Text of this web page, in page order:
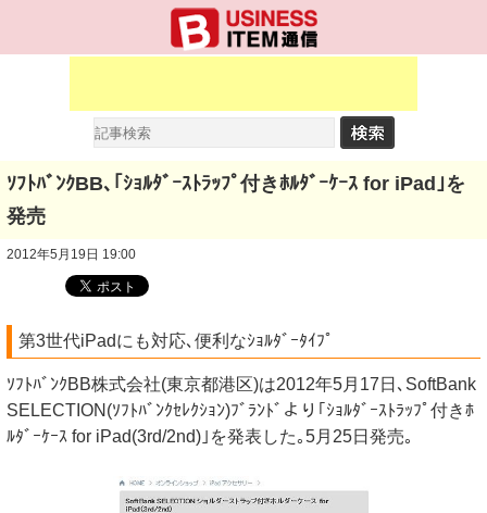
ｿﾌﾄﾊﾞﾝｸBB､｢ｼｮﾙﾀﾞｰｽﾄﾗｯﾌﾟ付きﾎﾙﾀﾞｰｹｰｽ for iPad｣を
発売
2012年5月19日 19:00
第3世代iPadにも対応､便利なｼｮﾙﾀﾞｰﾀｲﾌﾟ
ｿﾌﾄﾊﾞﾝｸBB株式会社(東京都港区)は2012年5月17日､SoftBank
SELECTION(ｿﾌﾄﾊﾞﾝｸｾﾚｸｼｮﾝ)ﾌﾞﾗﾝﾄﾞより｢ｼｮﾙﾀﾞｰｽﾄﾗｯﾌﾟ付きﾎ
ﾙﾀﾞｰｹｰｽ for iPad(3rd/2nd)｣を発表した｡5月25日発売｡